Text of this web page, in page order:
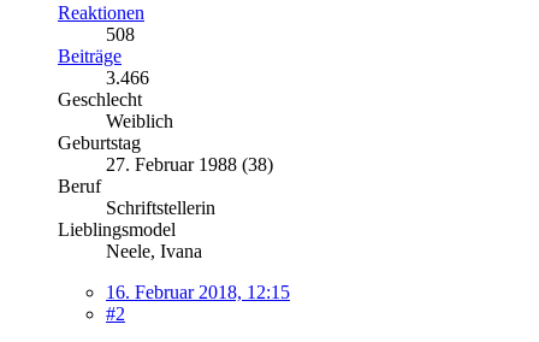
Reaktionen
508
Beiträge
3.466
Geschlecht
Weiblich
Geburtstag
27. Februar 1988 (38)
Beruf
Schriftstellerin
Lieblingsmodel
Neele, Ivana
16. Februar 2018, 12:15
#2